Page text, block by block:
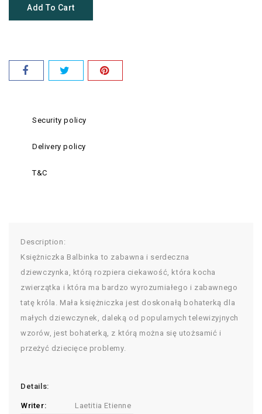
Add To Cart
Security policy
Delivery policy
T&C
Description:
Księżniczka Balbinka to zabawna i serdeczna
dziewczynka, którą rozpiera ciekawość, która kocha
zwierzątka i która ma bardzo wyrozumiałego i zabawnego
tatę króla. Mała księżniczka jest doskonałą bohaterką dla
małych dziewczynek, daleką od popularnych telewizyjnych
wzorów, jest bohaterką, z którą można się utożsamić i
przeżyć dziecięce problemy.
Details:
Writer:
Laetitia Etienne